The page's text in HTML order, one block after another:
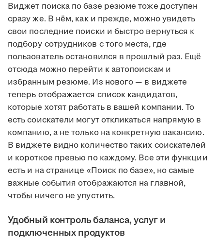
Виджет поиска по базе резюме тоже доступен
сразу же. В нём, как и прежде, можно увидеть
свои последние поиски и быстро вернуться к
подбору сотрудников с того места, где
пользователь остановился в прошлый раз. Ещё
отсюда можно перейти к автопоискам и
избранным резюме. Из нового — в виджете
теперь отображается список кандидатов,
которые хотят работать в вашей компании. То
есть соискатели могут откликаться напрямую в
компанию, а не только на конкретную вакансию.
В виджете видно количество таких соискателей
и короткое превью по каждому. Все эти функции
есть и на странице «Поиск по базе», но самые
важные события отображаются на главной,
чтобы ничего не упустить.
Удобный контроль баланса, услуг и
подключенных продуктов